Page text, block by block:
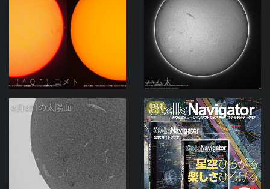
（＾０＾）コメト ハム太
8月8日の太陽面 PR